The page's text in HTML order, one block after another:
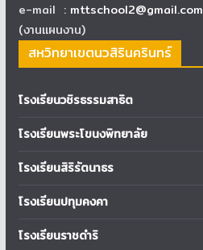
e-mail : mttschool2@gmail.com
(งานแผนงาน)
สหวิทยาเขตนวสิรินครินทร์
โรงเรียนวชิรธรรมสาธิต
โรงเรียนพระโขนงพิทยาลัย
โรงเรียนสิริรัตนาธร
โรงเรียนปทุมคงคา
โรงเรียนราชดำริ